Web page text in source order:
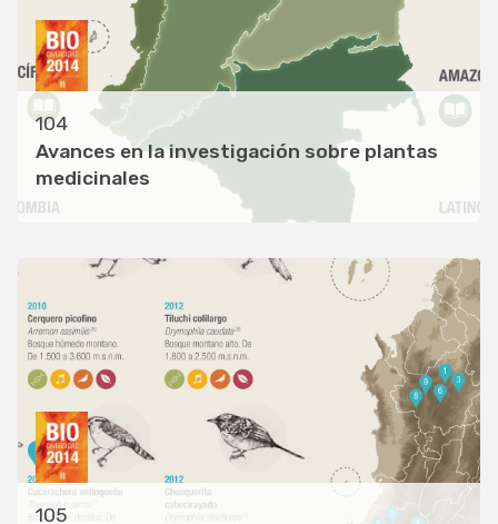
104
Avances en la investigación sobre plantas
medicinales
105